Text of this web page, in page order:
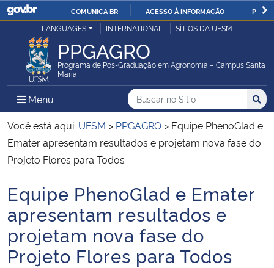
IR
PARA
O
COMUNICA BR ACESSO À INFORMAÇÃO
Ministério da Justiça e Segurança Pública
Ministério da Defesa
Ministério das Relações Exteriores
Ministério da Economia
Ministério da Infraestrutura
Ministério da Agricultura, Pecuária e Abastecimento
Ministério da Educação
LANGUAGES INTERNATIONAL SÍTIOS DA UFSM
PPGAGRO
Programa de Pós-Graduação em Agronomia – Campus Santa
Maria
Menu Menu Principal do Sítio
Busca
Buscar no no Sítio
Busca:
Você está aqui: UFSM > PPGAGRO > Equipe PhenoGlad e
Emater apresentam resultados e projetam nova fase do
Projeto Flores para Todos
Início do conteúdo
Equipe PhenoGlad e Emater
apresentam resultados e
projetam nova fase do
Projeto Flores para Todos